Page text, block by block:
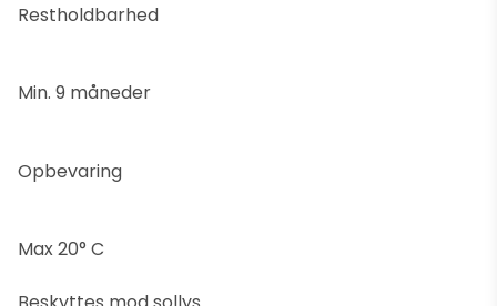
Restholdbarhed
Min. 9 måneder
Opbevaring
Max 20° C